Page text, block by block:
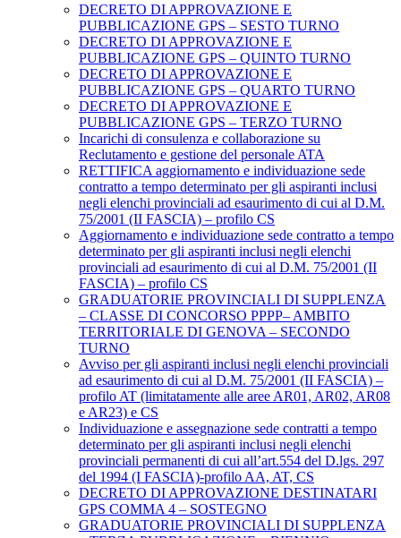
DECRETO DI APPROVAZIONE E
PUBBLICAZIONE GPS – SESTO TURNO
DECRETO DI APPROVAZIONE E
PUBBLICAZIONE GPS – QUINTO TURNO
DECRETO DI APPROVAZIONE E
PUBBLICAZIONE GPS – QUARTO TURNO
DECRETO DI APPROVAZIONE E
PUBBLICAZIONE GPS – TERZO TURNO
Incarichi di consulenza e collaborazione su
Reclutamento e gestione del personale ATA
RETTIFICA aggiornamento e individuazione sede
contratto a tempo determinato per gli aspiranti inclusi
negli elenchi provinciali ad esaurimento di cui al D.M.
75/2001 (II FASCIA) – profilo CS
Aggiornamento e individuazione sede contratto a tempo
determinato per gli aspiranti inclusi negli elenchi
provinciali ad esaurimento di cui al D.M. 75/2001 (II
FASCIA) – profilo CS
GRADUATORIE PROVINCIALI DI SUPPLENZA
– CLASSE DI CONCORSO PPPP– AMBITO
TERRITORIALE DI GENOVA – SECONDO
TURNO
Avviso per gli aspiranti inclusi negli elenchi provinciali
ad esaurimento di cui al D.M. 75/2001 (II FASCIA) –
profilo AT (limitatamente alle aree AR01, AR02, AR08
e AR23) e CS
Individuazione e assegnazione sede contratti a tempo
determinato per gli aspiranti inclusi negli elenchi
provinciali permanenti di cui all’art.554 del D.lgs. 297
del 1994 (I FASCIA)-profilo AA, AT, CS
DECRETO DI APPROVAZIONE DESTINATARI
GPS COMMA 4 – SOSTEGNO
GRADUATORIE PROVINCIALI DI SUPPLENZA